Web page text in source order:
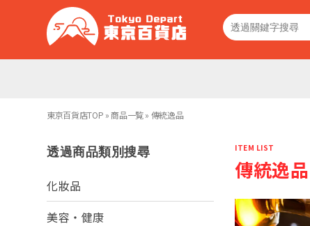
東京百貨店TOP » 商品一覧» 傳統逸品
ITEM LIST
傳統逸品
透過商品類別搜尋
化妝品
美容・健康